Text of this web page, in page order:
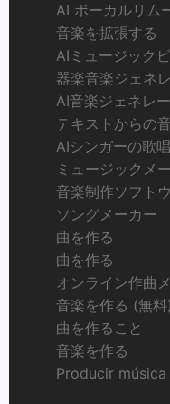
AI ボーカルリム
音楽を拡張する
AIミュージック
器楽音楽ジェネ
AI音楽ジェネレ
テキストからの
AIシンガーの歌唱
ミュージックメ
音楽制作ソフト
ソングメーカー
曲を作る
曲を作る
オンライン作曲
音楽を作る (無料)
曲を作ること
音楽を作る
Producir música